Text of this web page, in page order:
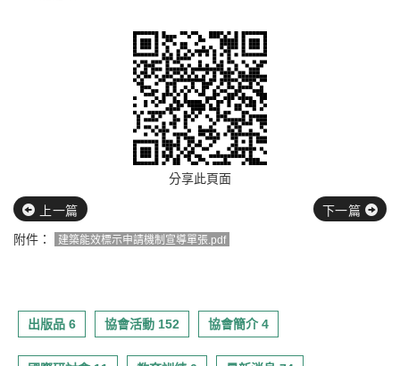
分享此頁面
上一篇
下一篇
附件：
建築能效標示申請機制宣導單張.pdf
出版品 6 協會活動 152 協會簡介 4